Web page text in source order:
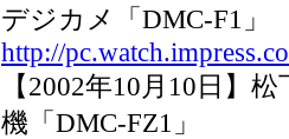
デジカメ「DMC-F1」
http://
【2002年10月10日】
機「DMC-FZ1」